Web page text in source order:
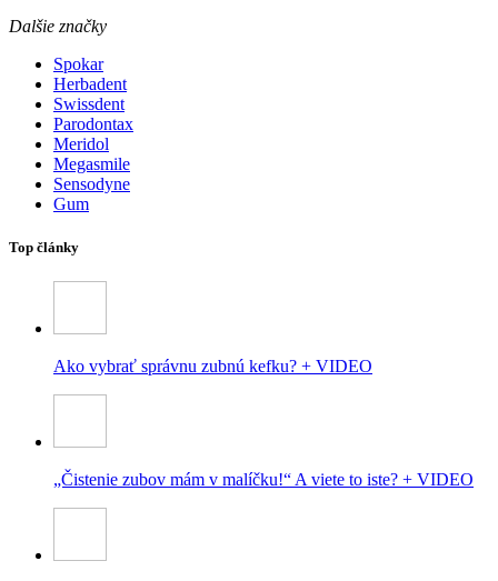
Dalšie značky
Spokar
Herbadent
Swissdent
Parodontax
Meridol
Megasmile
Sensodyne
Gum
Top články
Ako vybrať správnu zubnú kefku? + VIDEO
„Čistenie zubov mám v malíčku!“ A viete to iste? + VIDEO